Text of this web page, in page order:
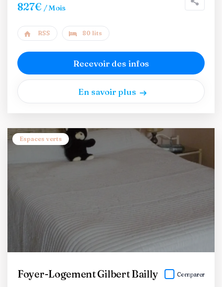
827€ / Mois
RSS 80 lits
Recevoir des infos
En savoir plus
Espaces verts
Foyer-Logement Gilbert Bailly Comparer